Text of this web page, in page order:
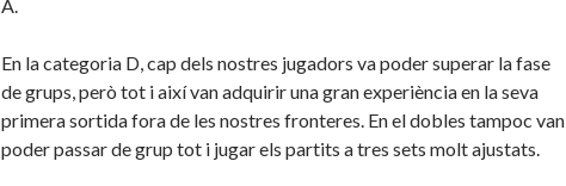
A.
En la categoria D, cap dels nostres jugadors va poder superar la fase
de grups, però tot i així van adquirir una gran experiència en la seva
primera sortida fora de les nostres fronteres. En el dobles tampoc van
poder passar de grup tot i jugar els partits a tres sets molt ajustats.